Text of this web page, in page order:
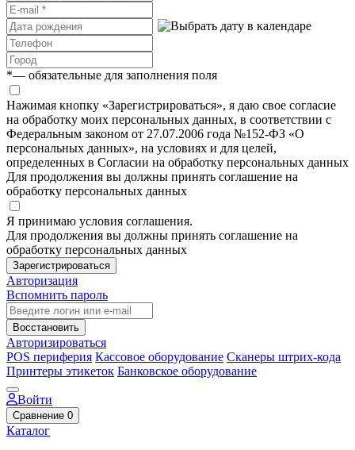
*— обязательные для заполнения поля
Нажимая кнопку «Зарегистрироваться», я даю свое согласие
на обработку моих персональных данных, в соответствии с
Федеральным законом от 27.07.2006 года №152-ФЗ «О
персональных данных», на условиях и для целей,
определенных в Согласии на обработку персональных данных
Для продолжения вы должны принять соглашение на
обработку персональных данных
Я принимаю условия соглашения.
Для продолжения вы должны принять соглашение на
обработку персональных данных
Зарегистрироваться
Авторизация
Вспомнить пароль
Восстановить
Авторизироваться
POS периферия Кассовое оборудование Сканеры штрих-кода
Принтеры этикеток Банковское оборудование
Войти
Сравнение 0
Каталог